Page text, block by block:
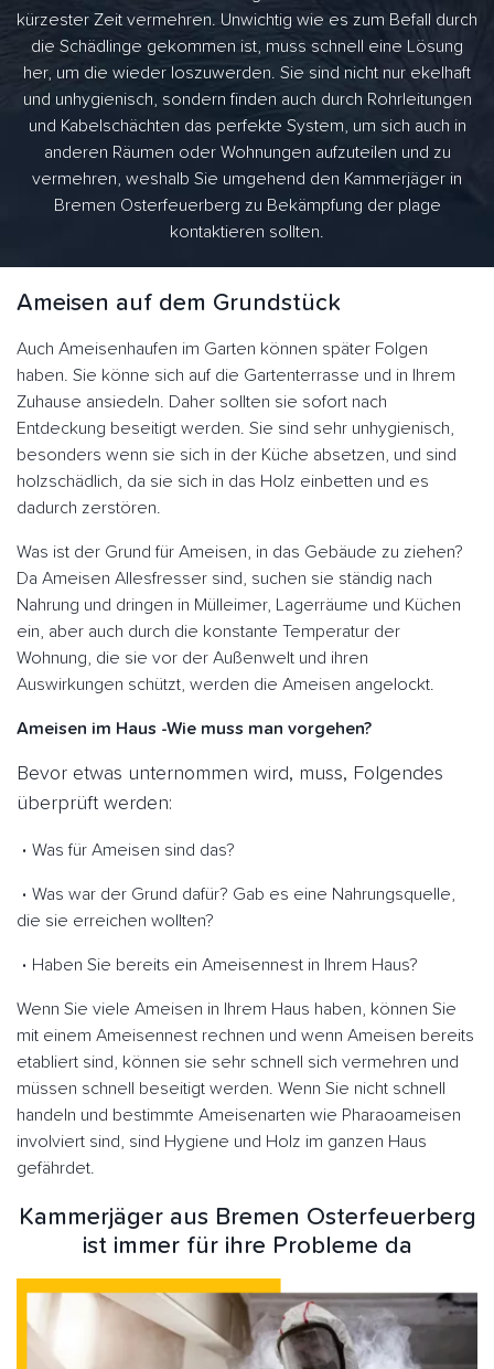
kürzester Zeit vermehren. Unwichtig wie es zum Befall durch
die Schädlinge gekommen ist, muss schnell eine Lösung
her, um die wieder loszuwerden. Sie sind nicht nur ekelhaft
und unhygienisch, sondern finden auch durch Rohrleitungen
und Kabelschächten das perfekte System, um sich auch in
anderen Räumen oder Wohnungen aufzuteilen und zu
vermehren, weshalb Sie umgehend den Kammerjäger in
Bremen Osterfeuerberg zu Bekämpfung der plage
kontaktieren sollten.
Ameisen auf dem Grundstück
Auch Ameisenhaufen im Garten können später Folgen
haben. Sie könne sich auf die Gartenterrasse und in Ihrem
Zuhause ansiedeln. Daher sollten sie sofort nach
Entdeckung beseitigt werden. Sie sind sehr unhygienisch,
besonders wenn sie sich in der Küche absetzen, und sind
holzschädlich, da sie sich in das Holz einbetten und es
dadurch zerstören.
Was ist der Grund für Ameisen, in das Gebäude zu ziehen?
Da Ameisen Allesfresser sind, suchen sie ständig nach
Nahrung und dringen in Mülleimer, Lagerräume und Küchen
ein, aber auch durch die konstante Temperatur der
Wohnung, die sie vor der Außenwelt und ihren
Auswirkungen schützt, werden die Ameisen angelockt.
Ameisen im Haus -Wie muss man vorgehen?
Bevor etwas unternommen wird, muss, Folgendes
überprüft werden:
Was für Ameisen sind das?
Was war der Grund dafür? Gab es eine Nahrungsquelle,
die sie erreichen wollten?
Haben Sie bereits ein Ameisennest in Ihrem Haus?
Wenn Sie viele Ameisen in Ihrem Haus haben, können Sie
mit einem Ameisennest rechnen und wenn Ameisen bereits
etabliert sind, können sie sehr schnell sich vermehren und
müssen schnell beseitigt werden. Wenn Sie nicht schnell
handeln und bestimmte Ameisenarten wie Pharaoameisen
involviert sind, sind Hygiene und Holz im ganzen Haus
gefährdet.
Kammerjäger aus Bremen Osterfeuerberg
ist immer für ihre Probleme da